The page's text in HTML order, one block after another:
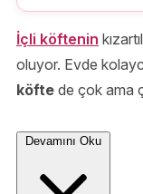
İçli köftenin
oluyor. Evde
köfte de çok ama
Devamını Oku